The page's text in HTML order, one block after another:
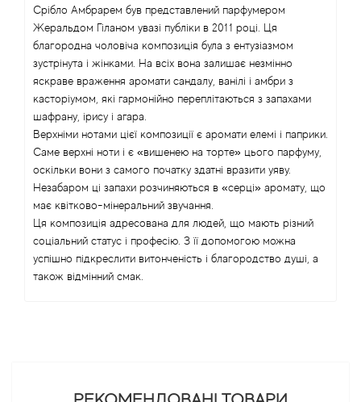
Срібло Амбрарем був представлений парфумером
Жеральдом Гіланом увазі публіки в 2011 році. Ця
благородна чоловіча композиція була з ентузіазмом
зустрінута і жінками. На всіх вона залишає незмінно
яскраве враження аромати сандалу, ванілі і амбри з
касторіумом, які гармонійно переплітаються з запахами
шафрану, ірису і агара.
Верхніми нотами цієї композиції є аромати елемі і паприки.
Саме верхні ноти і є «вишенею на торте» цього парфуму,
оскільки вони з самого початку здатні вразити уяву.
Незабаром ці запахи розчиняються в «серці» аромату, що
має квітково-мінеральний звучання.
Ця композиція адресована для людей, що мають різний
соціальний статус і професію. З її допомогою можна
успішно підкреслити витонченість і благородство душі, а
також відмінний смак.
Andre L'Arom
Angel Schlesser
Anima Mundi
Anna Sui
Annayake
Anne Fontaine
Annick Goutal
Antonio Puig